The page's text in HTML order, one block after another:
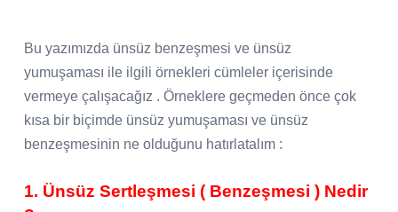
Bu yazımızda ünsüz benzeşmesi ve ünsüz
yumuşaması ile ilgili örnekleri cümleler içerisinde
vermeye çalışacağız . Örneklere geçmeden önce çok
kısa bir biçimde ünsüz yumuşaması ve ünsüz
benzeşmesinin ne olduğunu hatırlatalım :
1. Ünsüz Sertleşmesi ( Benzeşmesi ) Nedir